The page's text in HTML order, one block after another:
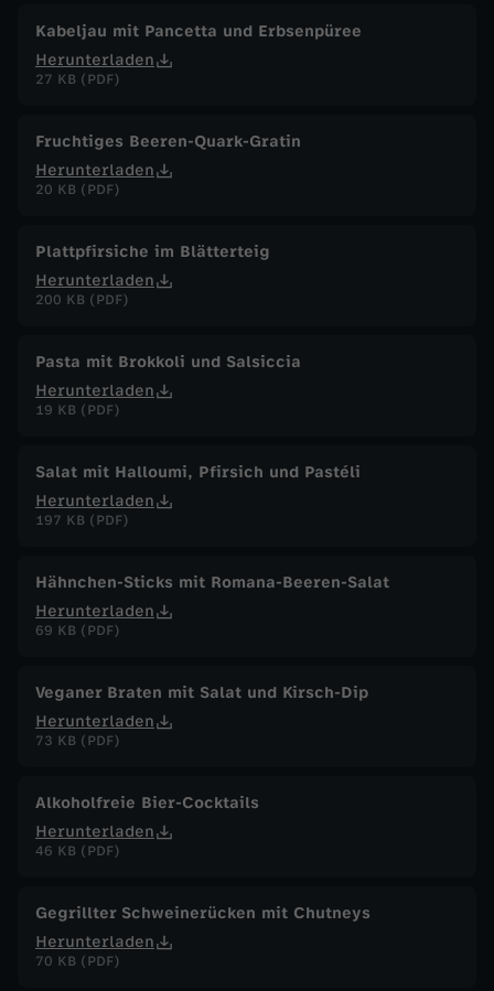
Kabeljau mit Pancetta und Erbsenpüree
Herunterladen
27 KB (PDF)
Fruchtiges Beeren-Quark-Gratin
Herunterladen
20 KB (PDF)
Plattpfirsiche im Blätterteig
Herunterladen
200 KB (PDF)
Pasta mit Brokkoli und Salsiccia
Herunterladen
19 KB (PDF)
Salat mit Halloumi, Pfirsich und Pastéli
Herunterladen
197 KB (PDF)
Hähnchen-Sticks mit Romana-Beeren-Salat
Herunterladen
69 KB (PDF)
Veganer Braten mit Salat und Kirsch-Dip
Herunterladen
73 KB (PDF)
Alkoholfreie Bier-Cocktails
Herunterladen
46 KB (PDF)
Gegrillter Schweinerücken mit Chutneys
Herunterladen
70 KB (PDF)